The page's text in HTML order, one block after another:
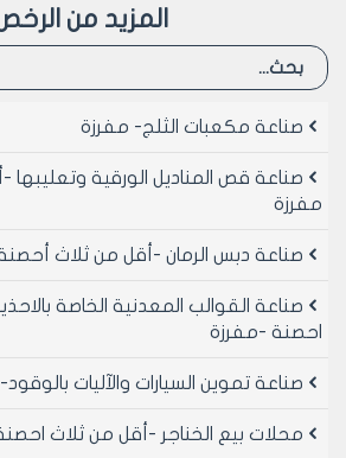
المزيد من
صناعة مكعبات الثلج- مفرزة
صناعة قص المناديل الورقية
مفرزة
صناعة دبس الرمان -أقل من ثلاث
صناعة القوالب المعدنية الخاصة
احصنة -مفرزة
صناعة تموين السيارات والآليات
محلات بيع الخناجر -أقل من ثلاث